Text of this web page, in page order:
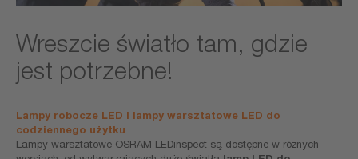
Wreszcie światło tam, gdzie
jest potrzebne!
Lampy robocze LED i lampy warsztatowe LED do
codziennego użytku
Lampy warsztatowe OSRAM LEDinspect są dostępne w różnych